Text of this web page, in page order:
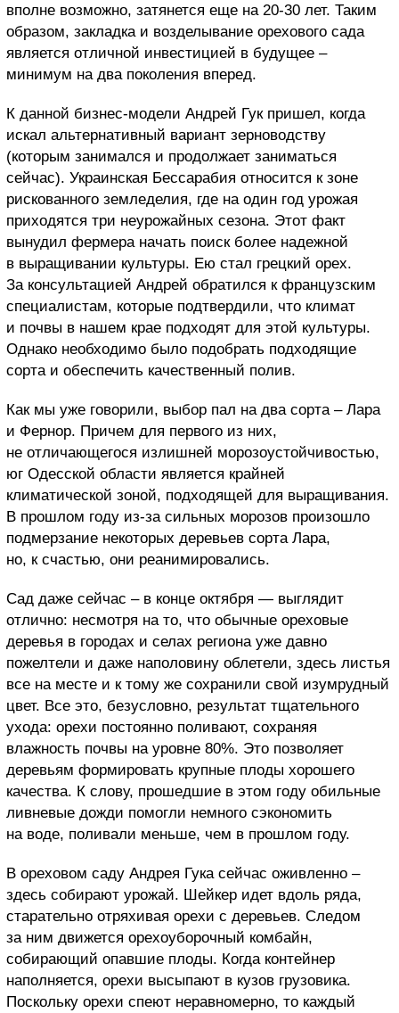
вполне возможно, затянется еще на 20-30 лет. Таким
образом, закладка и возделывание орехового сада
является отличной инвестицией в будущее –
минимум на два поколения вперед.
К данной бизнес-модели Андрей Гук пришел, когда
искал альтернативный вариант зерноводству
(которым занимался и продолжает заниматься
сейчас). Украинская Бессарабия относится к зоне
рискованного земледелия, где на один год урожая
приходятся три неурожайных сезона. Этот факт
вынудил фермера начать поиск более надежной
в выращивании культуры. Ею стал грецкий орех.
За консультацией Андрей обратился к французским
специалистам, которые подтвердили, что климат
и почвы в нашем крае подходят для этой культуры.
Однако необходимо было подобрать подходящие
сорта и обеспечить качественный полив.
Как мы уже говорили, выбор пал на два сорта – Лара
и Фернор. Причем для первого из них,
не отличающегося излишней морозоустойчивостью,
юг Одесской области является крайней
климатической зоной, подходящей для выращивания.
В прошлом году из-за сильных морозов произошло
подмерзание некоторых деревьев сорта Лара,
но, к счастью, они реанимировались.
Сад даже сейчас – в конце октября — выглядит
отлично: несмотря на то, что обычные ореховые
деревья в городах и селах региона уже давно
пожелтели и даже наполовину облетели, здесь листья
все на месте и к тому же сохранили свой изумрудный
цвет. Все это, безусловно, результат тщательного
ухода: орехи постоянно поливают, сохраняя
влажность почвы на уровне 80%. Это позволяет
деревьям формировать крупные плоды хорошего
качества. К слову, прошедшие в этом году обильные
ливневые дожди помогли немного сэкономить
на воде, поливали меньше, чем в прошлом году.
В ореховом саду Андрея Гука сейчас оживленно –
здесь собирают урожай. Шейкер идет вдоль ряда,
старательно отряхивая орехи с деревьев. Следом
за ним движется орехоуборочный комбайн,
собирающий опавшие плоды. Когда контейнер
наполняется, орехи высыпают в кузов грузовика.
Поскольку орехи спеют неравномерно, то каждый